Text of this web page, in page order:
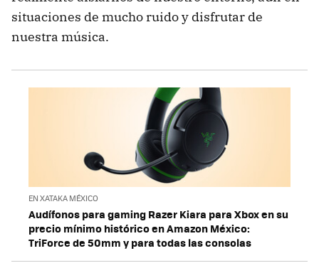
situaciones de mucho ruido y disfrutar de
nuestra música.
EN XATAKA MÉXICO
Audífonos para gaming Razer Kiara para Xbox en su
precio mínimo histórico en Amazon México:
TriForce de 50mm y para todas las consolas